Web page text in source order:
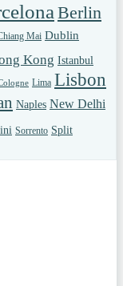
Berlin
Mai Dublin
Kong Istanbul
Lima Lisbon
Naples New Delhi
Sorrento Split